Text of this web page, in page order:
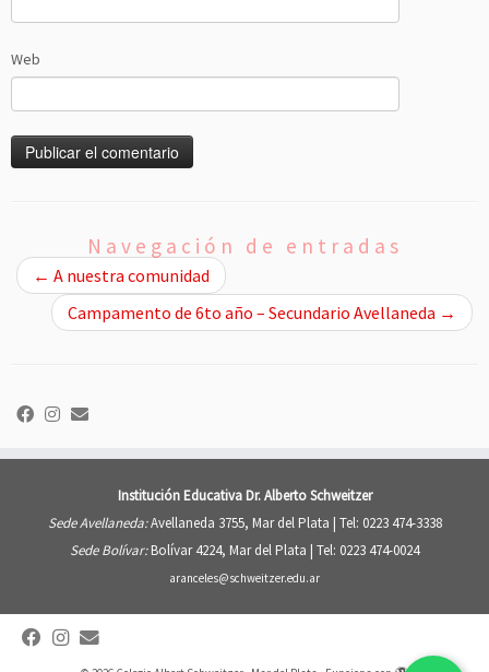
Web
Navegación de entradas
← A nuestra comunidad
Campamento de 6to año – Secundario Avellaneda →
Institución Educativa Dr. Alberto Schweitzer
Sede Avellaneda:Avellaneda 3755, Mar del Plata | Tel: 0223 474-3338
Sede Bolívar:Bolívar 4224, Mar del Plata | Tel: 0223 474-0024
aranceles@schweitzer.edu.ar